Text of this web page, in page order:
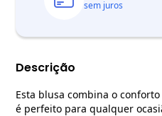
sem juros
Descrição
Esta blusa combina o
é perfeito para qualquer